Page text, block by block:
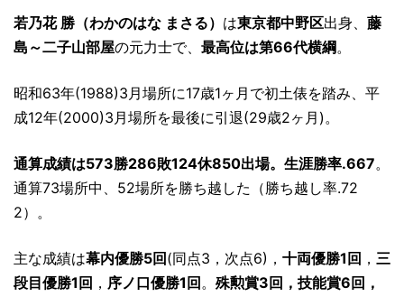
若乃花 勝（わかのはな まさる） は東京都中野区出身、 藤
島～二子山部屋の元力士で、 最高位は第66代横綱。
昭和63年(1988)3月場所に17歳1ヶ月で初土俵を踏み、平
成12年(2000)3月場所を最後に引退(29歳2ヶ月)。
通算成績は573勝286敗124休850出場。生涯勝率.667。
通算73場所中、52場所を勝ち越した（勝ち越し率.72
2）。
主な成績は幕内優勝5回 (同点3，次点6)， 十両優勝1回 ， 三
段目優勝1回 ， 序ノ口優勝1回 。 殊勲賞3回，技能賞6回，